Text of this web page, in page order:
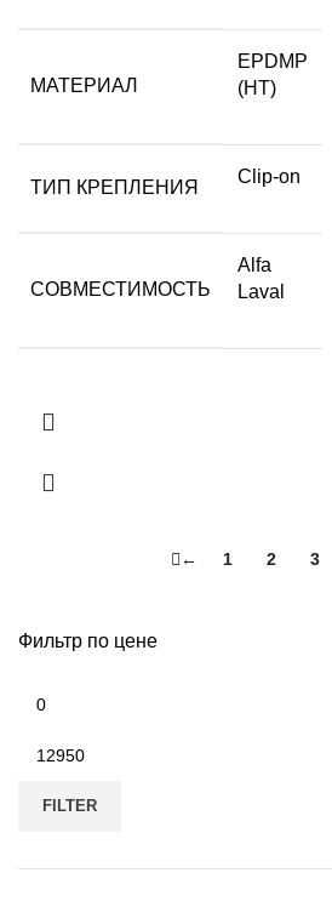
Фильтр по цене
Min
Max
FILTER
МАТЕРИАЛ
EPDMP
(HT)
ТИП КРЕПЛЕНИЯ
Clip-on
СОВМЕСТИМОСТЬ
Alfa
Laval
← 1 2 3